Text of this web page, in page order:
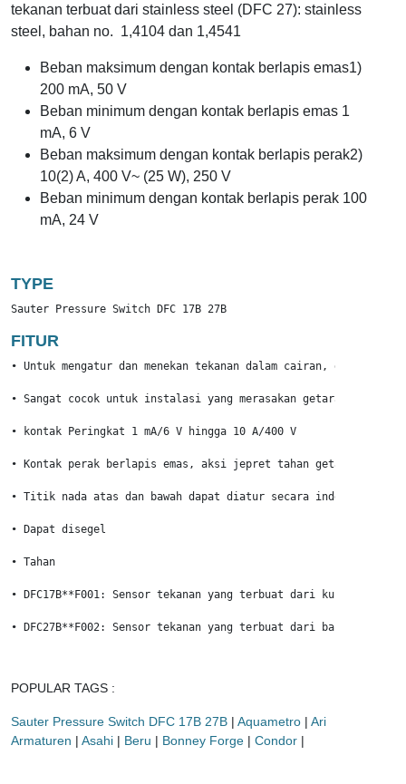
tekanan terbuat dari stainless steel (DFC 27): stainless
steel, bahan no. 1,4104 dan 1,4541
Beban maksimum dengan kontak berlapis emas1)
200 mA, 50 V
Beban minimum dengan kontak berlapis emas 1
mA, 6 V
Beban maksimum dengan kontak berlapis perak2)
10(2) A, 400 V~ (25 W), 250 V
Beban minimum dengan kontak berlapis perak 100
mA, 24 V
TYPE
Sauter Pressure Switch DFC 17B 27B
FITUR
• Untuk mengatur dan menekan tekanan dalam cairan, gas dan
• Sangat cocok untuk instalasi yang merasakan getaran
• kontak Peringkat 1 mA/6 V hingga 10 A/400 V
• Kontak perak berlapis emas, aksi jepret tahan getaran dengan
• Titik nada atas dan bawah dapat diatur secara independen
• Dapat disegel
• Tahan
• DFC17B**F001: Sensor tekanan yang terbuat dari kuningan
• DFC27B**F002: Sensor tekanan yang terbuat dari baja tahan
POPULAR TAGS :
Sauter Pressure Switch DFC 17B 27B | Aquametro | Ari
Armaturen | Asahi | Beru | Bonney Forge | Condor |